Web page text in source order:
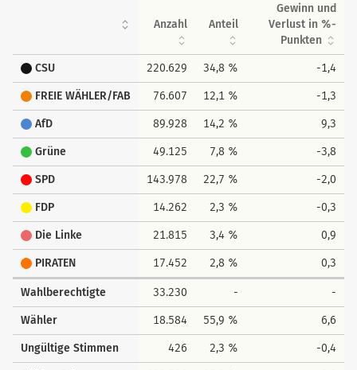
Anzahl Anteil
Gewinn und
Verlust in %-
Punkten
CSU 220.629 34,8 % -1,4
FREIE WÄHLER/FAB 76.607 12,1 % -1,3
AfD 89.928 14,2 % 9,3
Grüne 49.125 7,8 % -3,8
SPD 143.978 22,7 % -2,0
FDP 14.262 2,3 % -0,3
Die Linke 21.815 3,4 % 0,9
PIRATEN 17.452 2,8 % 0,3
Wahlberechtigte 33.230 - -
Wähler 18.584 55,9 % 6,6
Ungültige Stimmen 426 2,3 % -0,4